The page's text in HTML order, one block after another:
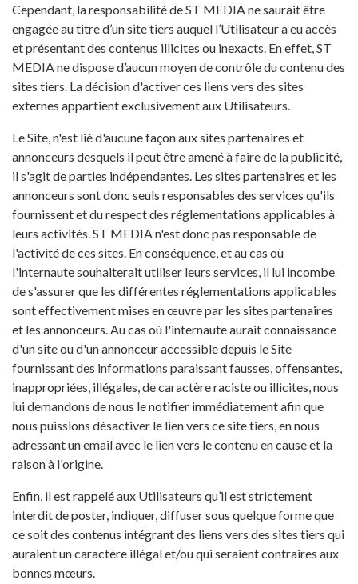
Cependant, la responsabilité de ST MEDIA ne saurait être
engagée au titre d’un site tiers auquel l’Utilisateur a eu accès
et présentant des contenus illicites ou inexacts. En effet, ST
MEDIA ne dispose d’aucun moyen de contrôle du contenu des
sites tiers. La décision d'activer ces liens vers des sites
externes appartient exclusivement aux Utilisateurs.
Le Site, n'est lié d'aucune façon aux sites partenaires et
annonceurs desquels il peut être amené à faire de la publicité,
il s'agit de parties indépendantes. Les sites partenaires et les
annonceurs sont donc seuls responsables des services qu'ils
fournissent et du respect des réglementations applicables à
leurs activités. ST MEDIA n'est donc pas responsable de
l'activité de ces sites. En conséquence, et au cas où
l'internaute souhaiterait utiliser leurs services, il lui incombe
de s'assurer que les différentes réglementations applicables
sont effectivement mises en œuvre par les sites partenaires
et les annonceurs. Au cas où l'internaute aurait connaissance
d'un site ou d'un annonceur accessible depuis le Site
fournissant des informations paraissant fausses, offensantes,
inappropriées, illégales, de caractère raciste ou illicites, nous
lui demandons de nous le notifier immédiatement afin que
nous puissions désactiver le lien vers ce site tiers, en nous
adressant un email avec le lien vers le contenu en cause et la
raison à l'origine.
Enfin, il est rappelé aux Utilisateurs qu’il est strictement
interdit de poster, indiquer, diffuser sous quelque forme que
ce soit des contenus intégrant des liens vers des sites tiers qui
auraient un caractère illégal et/ou qui seraient contraires aux
bonnes mœurs.